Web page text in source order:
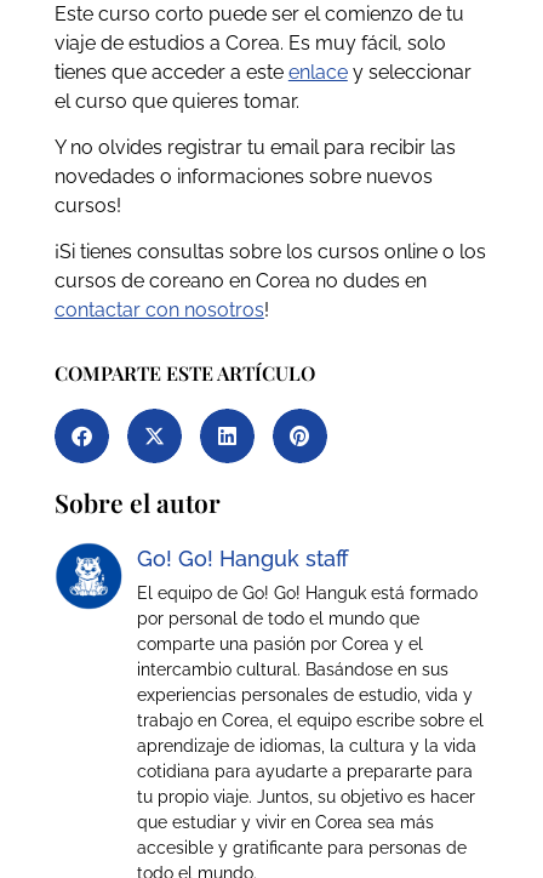
Este curso corto puede ser el comienzo de tu
viaje de estudios a Corea. Es muy fácil, solo
tienes que acceder a este enlacey seleccionar
el curso que quieres tomar.
Y no olvides registrar tu email para recibir las
novedades o informaciones sobre nuevos
cursos!
¡Si tienes consultas sobre los cursos online o los
cursos de coreano en Corea no dudes en
contactar con nosotros!
COMPARTE ESTE ARTÍCULO
Sobre el autor
Go! Go! Hanguk staff
El equipo de Go! Go! Hanguk está formado
por personal de todo el mundo que
comparte una pasión por Corea y el
intercambio cultural. Basándose en sus
experiencias personales de estudio, vida y
trabajo en Corea, el equipo escribe sobre el
aprendizaje de idiomas, la cultura y la vida
cotidiana para ayudarte a prepararte para
tu propio viaje. Juntos, su objetivo es hacer
que estudiar y vivir en Corea sea más
accesible y gratificante para personas de
todo el mundo.